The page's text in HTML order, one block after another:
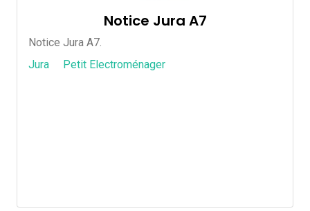
Notice Jura A7
Notice Jura A7.
Jura
Petit Electroménager